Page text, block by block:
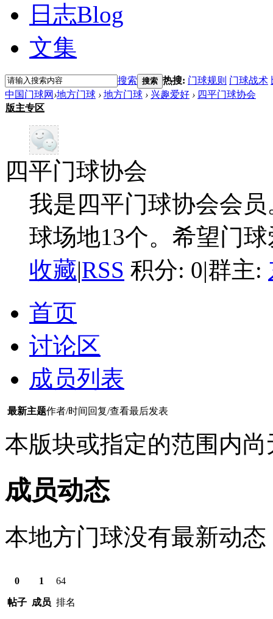
日志Blog
文集
搜索 搜索 热搜: 门球规则 门球战术
中国门球网 ›地方门球 › 地方门球 › 兴趣爱好 › 四平门球协会
版主专区
四平门球协会
我是四平门球协会会
球场地13个。希望门
收藏|RSS 积分: 0|群主:
首页
讨论区
成员列表
最新主题作者/时间 回复/查看最后发表
本版块或指定的范围内
成员动态
本地方门球没有最新动态
0
帖子
1
成员
64
排名